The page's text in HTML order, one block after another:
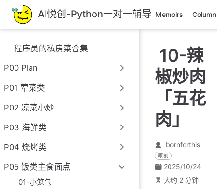
跳
至
主
要
內
AI悦创-Python一对一辅导 Memoirs Column
程序员的私房菜合集
P00 Plan
P01 荤菜类
P02 凉菜小炒
P03 海鲜类
P04 烧烤类
P05 饭类主食面点
01-小笼包
10-辣
椒炒肉
「五花
肉」
bornforthis
原创
2025/10/24
大约 2 分钟